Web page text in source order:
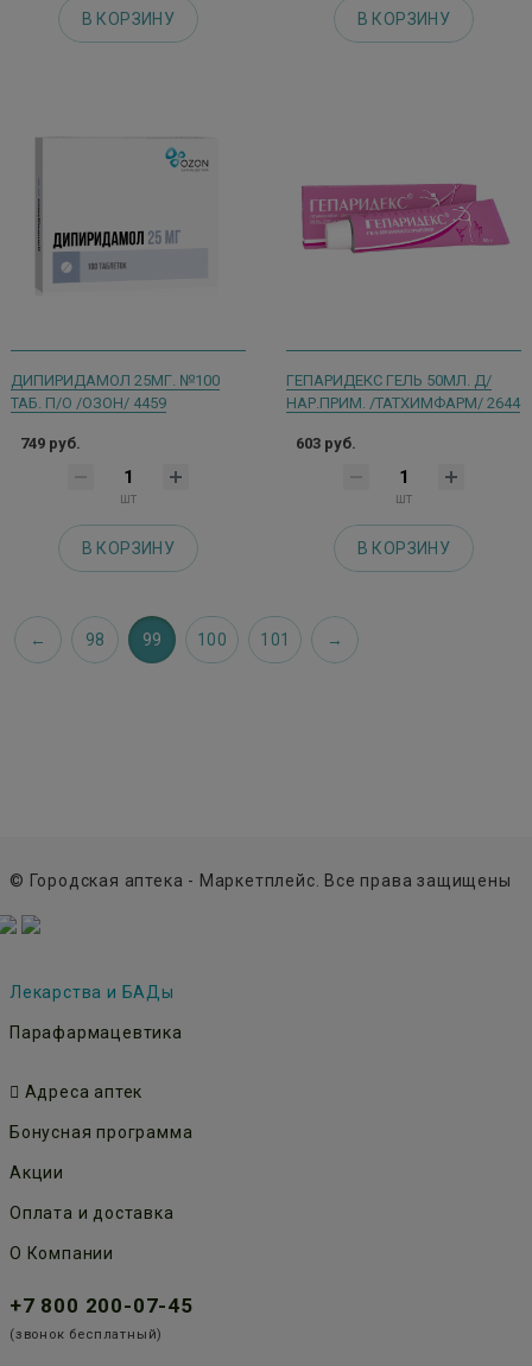
В КОРЗИНУ В КОРЗИНУ
ДИПИРИДАМОЛ 25МГ. №100
ТАБ. П/О /ОЗОН/ 4459
749 руб.
шт
В КОРЗИНУ
ГЕПАРИДЕКС ГЕЛЬ 50МЛ. Д/
НАР.ПРИМ. /ТАТХИМФАРМ/ 2644
603 руб.
шт
В КОРЗИНУ
98 99 100 101
© Городская аптека - Маркетплейс. Все права защищены
Лекарства и БАДы
Парафармацевтика
Адреса аптек
Бонусная программа
Акции
Оплата и доставка
О Компании
+7 800 200-07-45
(звонок бесплатный)